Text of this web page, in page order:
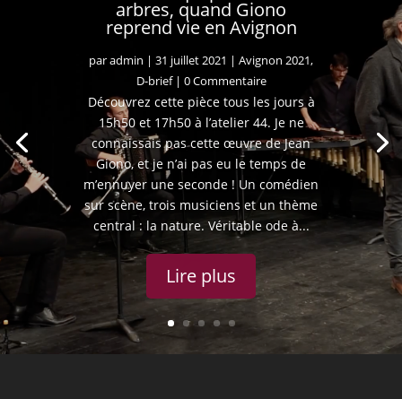
arbres, quand Giono
reprend vie en Avignon
paradmin | 31 juillet 2021 | Avignon 2021,
D-brief| 0 Commentaire
Découvrez cette pièce tous les jours à
15h50 et 17h50 à l’atelier 44. Je ne
connaissais pas cette œuvre de Jean
Giono, et je n’ai pas eu le temps de
m’ennuyer une seconde ! Un comédien
sur scène, trois musiciens et un thème
central : la nature. Véritable ode à...
Lire plus